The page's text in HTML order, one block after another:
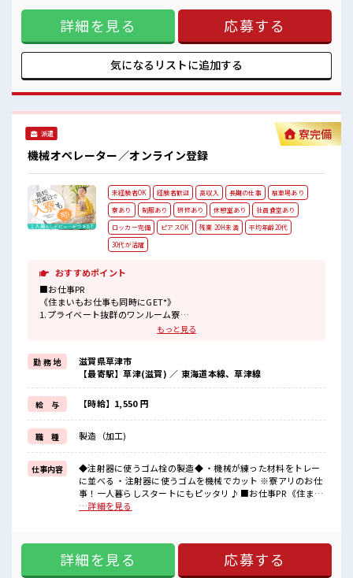
#ryo
ー・ドラッグストアあり 5.赴任時は現地までの移動交通費も
規定支給！ 《やる気みなぎる手当付き*》 ・初回更新の2ヶ月
後に 3万円 ・6ヶ月後に 5万円 ・1年後に 7万円 トータル 15万
円 の入社祝金がもらえます！ ■職場の雰囲気 《10代～30代
の男性スタッフさんも活躍中》 とってもキレイな職場です☆
空調完備でカイテキ♪ 通勤はマイカー・バイクOK◎もちろん
も完備！ #ryo
詳細を見る 応募する
気になるリストに追加する
派遣
機械オペレーター／オンライン登録
寮完備
未経験者OK 経験者歓迎 高収入 長期の仕事
駐車場あり
寮あり
制服あり 研修あり 休憩室あり
社員食堂あり
ロッカー完備
ピアスOK 残業 20H未満
平均年齢20代
30代が活躍
おすすめポイント
■お仕事PR
《住まいもお仕事も同時にGET*》
1.プライベート抜群のワンルーム寮
2.TV/冷蔵庫/洗濯機/エアコン/電子レンジ備え付け
4.寮周辺にコンビニ・スーパー・ドラッグストアあり
5.赴任時は現地までの移動交通費も規定支給！
《やる気みなぎる手当付き*》
・初回更新の2ヶ月後に 3万円
・6ヶ月後に 5万円
・1年後に 7万円
トータル 15万円 の入社祝金がもらえます！
■職場の雰囲気
《10代～30代の男性スタッフさんも活躍中》
とってもキレイな職場です☆
空調完備でカイテキ♪
#ryo
もっと見る
勤 務 地
滋賀県草津市
【最寄駅】草津(滋賀) ／ 東海道本線、草津線
給 与 【時給】1,550 円
職 種 製造（加工)
仕事内容
◆注射器に使うゴム栓の製造◆ ・機械が練った材料をトレー
に並べる ・注射器に使うゴムを機械でカット ※寮アリのお仕
事！一人暮らしスタートにもピッタリ♪ ■お仕事PR 《住まい
もお仕事も同時にGET*》 1.プライベート抜群のワンルーム寮
ー・ドラッグストアあり 5.赴任時は現地までの移動交通費も
規定支給！ 《やる気みなぎる手当付き*》 ・初回更新の2ヶ月
後に 3万円 ・6ヶ月後に 5万円 ・1年後に 7万円 トータル 15万
…詳細を見る
詳細を見る 応募する